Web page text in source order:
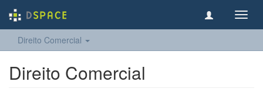
Direito Comercial
Direito Comercial